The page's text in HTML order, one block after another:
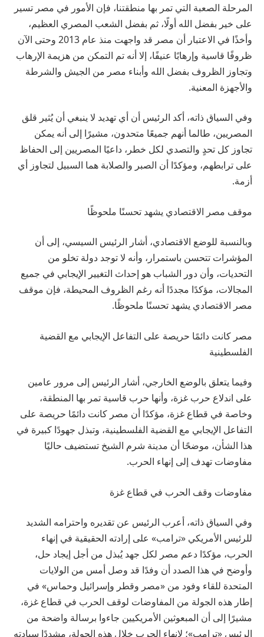
المرحلة الصعبة التي تمر بها منطقتنا، فإن الأمور في مصر تسير
على خير بفضل الله أولًا، ثم بفضل الشعب المصري العظيم،
وأخذًا في الاعتبار أن مصر قد واجهت منذ عام 2013 وحتى الآن
ظروفًا قاسية وإرهابًا عنيفًا، إلا أنه تم التمكن من هزيمة الإرهاب
وتجاوز الظروف بفضل الله وأبناء مصر من الجيش والشرطة
والأجهزة المعنية.
وفي السياق ذاته، أكد الرئيس أن أي تهديد لا ينبغي أن يُثير قلق
المصريين، طالما أنهم جميعًا متحدون، مشيرًا إلى أنه يمكن
تجاوز كل تحدٍ والتصدي لكل خطر، داعيًا المصريين إلى الحفاظ
على ترابطهم، ومؤكدًا أن الصبر والصلابة هما السبيل لتجاوز أي
أزمة.
موقف مصر الاقتصادي يشهد تحسنًا ملحوظًا
وبالنسبة للوضع الاقتصادي، أشار الرئيس السيسي، إلى أن
المؤشرات تتحسن باستمرار، وأنه لا توجد دولة تخلو من
التحديات، وأن دور الشباب هو إحداث التغيير الإيجابي في جميع
المجالات، مؤكدًا مجددًا أنه رغم الظروف المحيطة، فإن موقف
مصر الاقتصادي يشهد تحسنًا ملحوظًا.
مصر كانت دائمًا حريصة على التفاعل الإيجابي مع القضية
الفلسطينية
وفيما يتعلق بالوضع الخارجي، أشار الرئيس إلى مرور عامين
على اندلاع حرب غزة، وأنها حرب قاسية تمر بها المنطقة،
وخاصة في قطاع غزة، مؤكدًا أن مصر كانت دائمًا حريصة على
التفاعل الإيجابي مع القضية الفلسطينية، وتبذل جهودًا كبيرة في
هذا الشأن، موضحًا أن مدينة شرم الشيخ تستضيف حاليًا
مفاوضات تهدف إلى إنهاء الحرب.
مفاوضات وقف الحرب في قطاع غزة
وفي السياق ذاته، أعرب الرئيس عن تقديره واحترامه الشديد
للرئيس الأمريكي «ترامب» على إرادته الحقيقية في إنهاء
الحرب، مؤكدًا دعم مصر لكل جهد يُبذل من أجل إيجاد حل،
وأوضح في هذا الصدد أن وفدًا قد وصل أمس من الولايات
المتحدة للقاء وفود من «مصر وقطر وإسرائيل وحماس» في
إطار هذه الجولة من المفاوضات لوقف الحرب في قطاع غزة،
مشيرًا إلى أن المبعوثين الأمريكيين جاءوا برسالة واضحة من
الرئيس «ترامب»؛ لإنهاء الحرب خلال هذه الجولة، مشددًا سيادته